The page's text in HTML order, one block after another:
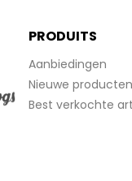
PRODUITS
Aanbiedingen
Nieuwe producten
Best verkochte